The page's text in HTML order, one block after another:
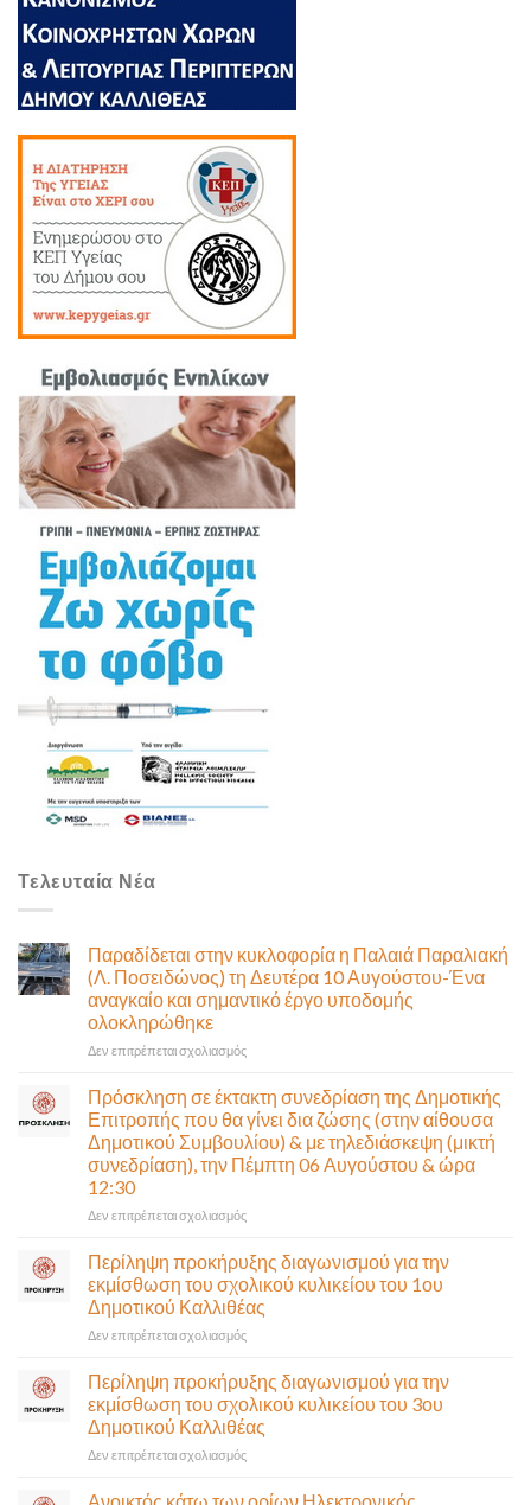
Τελευταία Νέα
Παραδίδεται στην κυκλοφορία η Παλαιά Παραλιακή
(Λ. Ποσειδώνος) τη Δευτέρα 10 Αυγούστου-Ένα
αναγκαίο και σημαντικό έργο υποδομής
ολοκληρώθηκε
Δεν επιτρέπεται σχολιασμόςστο
κυκλοφορία
η
Παλαιά
Παραλιακή
Ποσειδώνος)
10
Αυγούστου-
Ένα
αναγκαίο
σημαντικό
έργο
υποδομής
ολοκληρώθηκε
Πρόσκληση σε έκτακτη συνεδρίαση της Δημοτικής
Επιτροπής που θα γίνει δια ζώσης (στην αίθουσα
Δημοτικού Συμβουλίου) & με τηλεδιάσκεψη (μικτή
συνεδρίαση), την Πέμπτη 06 Αυγούστου & ώρα
12:30
Δεν επιτρέπεται σχολιασμόςστο
σε
έκτακτη
συνεδρίαση
της
Δημοτικής
που
θα
γίνει
δια
ζώσης
αίθουσα
Περίληψη προκήρυξης διαγωνισμού για την
εκμίσθωση του σχολικού κυλικείου του 1ου
Δημοτικού Καλλιθέας
Δεν επιτρέπεται σχολιασμόςστο
προκήρυξης
διαγωνισμού
για
την
εκμίσθωση
σχολικού
Περίληψη προκήρυξης διαγωνισμού για την
εκμίσθωση του σχολικού κυλικείου του 3ου
Δημοτικού Καλλιθέας
Δεν επιτρέπεται σχολιασμόςστο
προκήρυξης